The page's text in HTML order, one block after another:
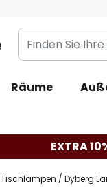
Finden
Sie
Leuchte...
Räume
EXTRA
Tischlampen Dyberg